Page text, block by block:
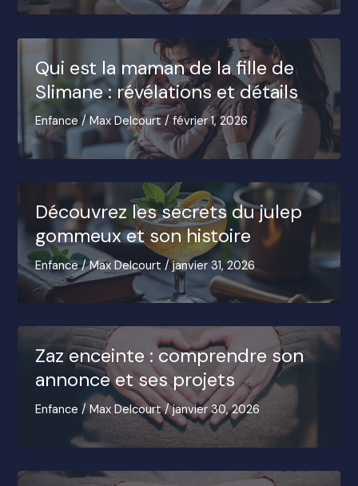
Qui est la maman de la fille de
Slimane : révélations et détails
Enfance /Max Delcourt/février 1, 2026
Découvrez les secrets du julep
gommeux et son histoire
Enfance/Max Delcourt/janvier 31, 2026
Zaz enceinte : comprendre son
annonce et ses projets
Enfance /Max Delcourt/janvier 30, 2026